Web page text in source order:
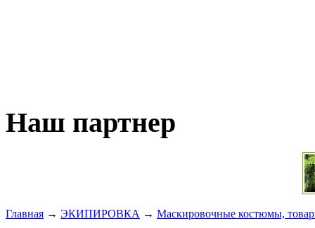
Наш партнер
Главная → ЭКИПИРОВКА → Маскировочные костюмы,